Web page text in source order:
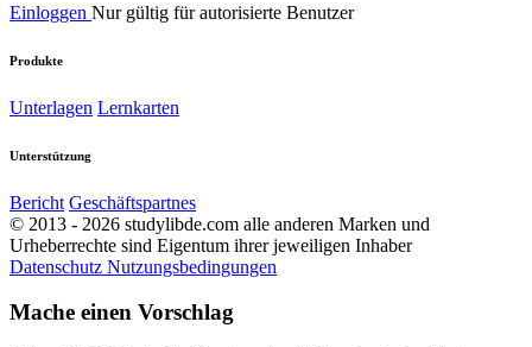
Einloggen Nur gültig für autorisierte Benutzer
Produkte
Unterlagen Lernkarten
Unterstützung
Bericht Geschäftspartnes
© 2013 - 2026 studylibde.com alle anderen Marken und
Urheberrechte sind Eigentum ihrer jeweiligen Inhaber
Datenschutz Nutzungsbedingungen
Mache einen Vorschlag